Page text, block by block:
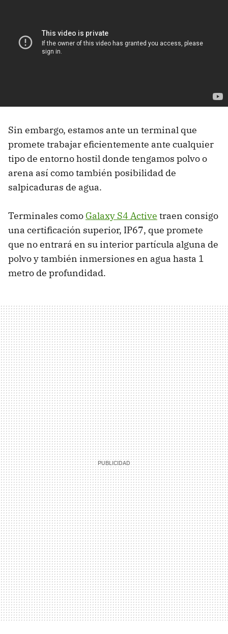
Sin embargo, estamos ante un terminal que
promete trabajar eficientemente ante cualquier
tipo de entorno hostil donde tengamos polvo o
arena así como también posibilidad de
salpicaduras de agua.
Terminales como Galaxy S4 Active traen consigo
una certificación superior, IP67, que promete
que no entrará en su interior partícula alguna de
polvo y también inmersiones en agua hasta 1
metro de profundidad.